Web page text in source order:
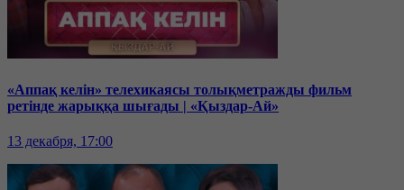
«Аппақ келін» телехикаясы толықметражды фильм
ретінде жарыққа шығады | «Қыздар-Ай»
13 декабря, 17:00